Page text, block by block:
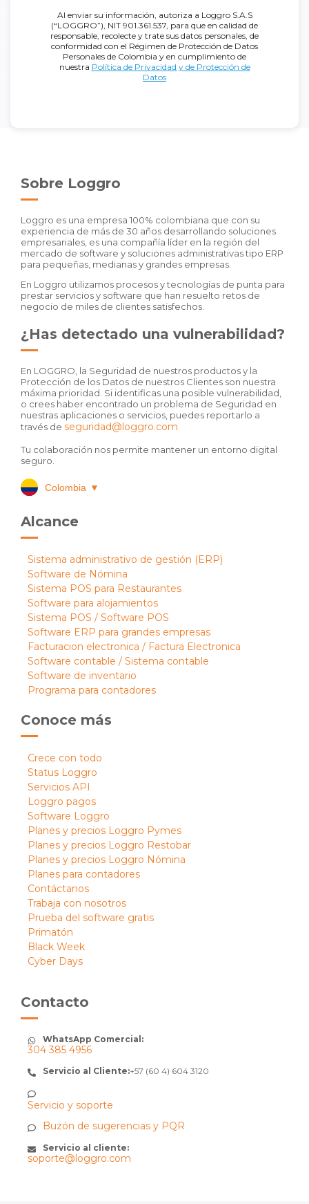
Al enviar su información, autoriza a Loggro S.A.S
(“LOGGRO”), NIT 901.361.537, para que en calidad de
responsable, recolecte y trate sus datos personales, de
conformidad con el Régimen de Protección de Datos
Personales de Colombia y en cumplimiento de
nuestra Política de Privacidad y de Protección de
Datos
Sobre Loggro
Loggro es una empresa 100% colombiana que con su
experiencia de más de 30 años desarrollando soluciones
empresariales, es una compañía líder en la región del
mercado de software y soluciones administrativas tipo ERP
para pequeñas, medianas y grandes empresas.
En Loggro utilizamos procesos y tecnologías de punta para
prestar servicios y software que han resuelto retos de
negocio de miles de clientes satisfechos.
¿Has detectado una vulnerabilidad?
En LOGGRO, la Seguridad de nuestros productos y la
Protección de los Datos de nuestros Clientes son nuestra
máxima prioridad. Si identificas una posible vulnerabilidad,
o crees haber encontrado un problema de Seguridad en
nuestras aplicaciones o servicios, puedes reportarlo a
través de seguridad@loggro.com
Tu colaboración nos permite mantener un entorno digital
seguro.
Colombia ▼
Alcance
Sistema administrativo de gestión (ERP)
Software de Nómina
Sistema POS para Restaurantes
Software para alojamientos
Sistema POS / Software POS
Software ERP para grandes empresas
Facturacion electronica / Factura Electronica
Software contable / Sistema contable
Software de inventario
Programa para contadores
Conoce más
Crece con todo
Status Loggro
Servicios API
Loggro pagos
Software Loggro
Planes y precios Loggro Pymes
Planes y precios Loggro Restobar
Planes y precios Loggro Nómina
Planes para contadores
Contáctanos
Trabaja con nosotros
Prueba del software gratis
Primatón
Black Week
Cyber Days
Contacto
WhatsApp Comercial:
304 385 4956
Servicio al Cliente:+57 (60 4) 604 3120
Servicio y soporte
Buzón de sugerencias y PQR
Servicio al cliente:
soporte@loggro.com